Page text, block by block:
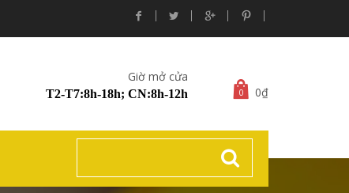
Giờ mở cửa
T2-T7:8h-18h; CN:8h-12h 0 0₫